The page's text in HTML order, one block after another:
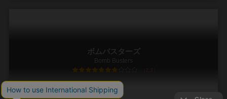
ボムバスターズ
Bomb Busters
7.3